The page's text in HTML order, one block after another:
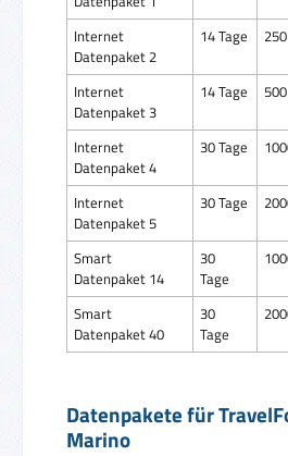
Internet
Datenpaket 2
14 Tage
Internet
Datenpaket 3
14 Tage
Internet
Datenpaket 4
30 Tage
Internet
Datenpaket 5
30 Tage
Smart
Datenpaket 14
30
Tage
Smart
Datenpaket 40
30
Tage
Datenpakete für
Marino